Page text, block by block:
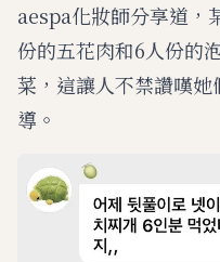
aespa化妝師分享道，
份的五花肉和6人份的
菜，這讓人不禁讚嘆
導。